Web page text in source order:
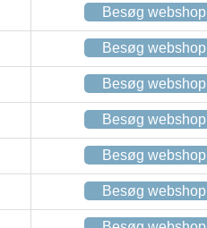
Besøg webshop
Besøg webshop
Besøg webshop
Besøg webshop
Besøg webshop
Besøg webshop